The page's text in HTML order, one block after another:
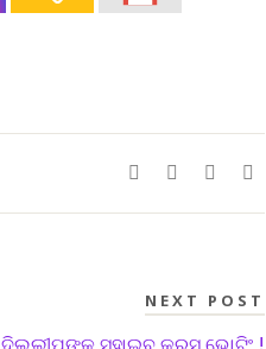
NEXT POST
ଦିଲ୍ଲୀପଙ୍କୁ ସୁହାଇବ କ୍ରସ୍ ଭୋଟିଂ !